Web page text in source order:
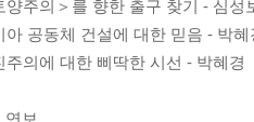
양주의＞를 향한 출구 찾기 - 심성
아 공동체 건설에 대한 믿음 - 박혜
주의에 대한 삐딱한 시선 - 박혜경
연보